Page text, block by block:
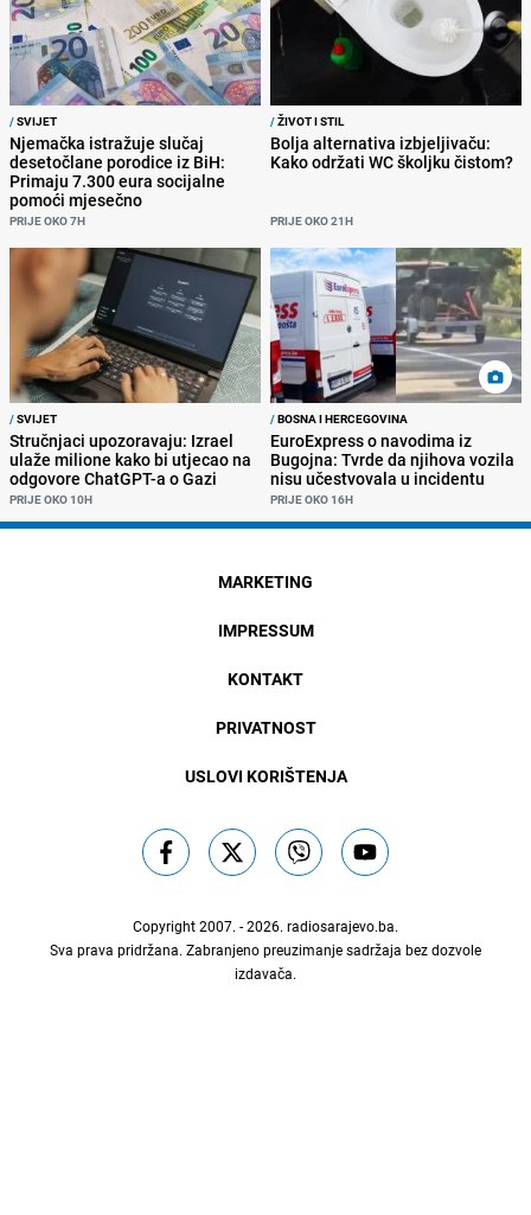
/SVIJET
Njemačka istražuje slučaj
desetočlane porodice iz BiH:
Primaju 7.300 eura socijalne
pomoći mjesečno
PRIJE OKO 7H
/ŽIVOT I STIL
Bolja alternativa izbjeljivaču:
Kako održati WC školjku čistom?
PRIJE OKO 21H
/SVIJET
Stručnjaci upozoravaju: Izrael
ulaže milione kako bi utjecao na
odgovore ChatGPT-a o Gazi
PRIJE OKO 10H
/BOSNA I HERCEGOVINA
EuroExpress o navodima iz
Bugojna: Tvrde da njihova vozila
nisu učestvovala u incidentu
PRIJE OKO 16H
MARKETING
IMPRESSUM
KONTAKT
PRIVATNOST
USLOVI KORIŠTENJA
Copyright 2007. - 2026. radiosarajevo.ba.
Sva prava pridržana. Zabranjeno preuzimanje sadržaja bez dozvole
izdavača.